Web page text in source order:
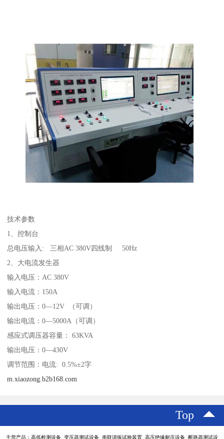
技术参数
1、控制台
总电压输入: 三相AC 380V四线制 50Hz
2、大电流发生器
输入电压：AC 380V
输入电流：150A
输出电压：0—12V （可调）
输出电流：0—5000A（可调）
感应式调压器容量： 63KVA
输出电压：0—430V
调节范围：电流: 0.5%±2字
m.xiaozong.b2b168.com
Top
主营产品：高低检测设备 变压器测试设备 串联谐振试验装置 高压绝缘耐压设备 断路器测试设